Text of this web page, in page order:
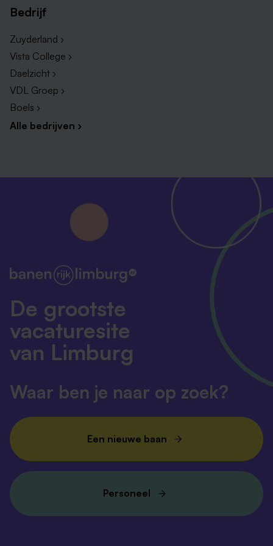
Bedrijf
Zuyderland ›
Vista College ›
Daelzicht ›
VDL Groep ›
Boels ›
Alle bedrijven ›
De grootste
vacaturesite
van Limburg
Waar ben je naar op zoek?
Een nieuwe baan
Personeel